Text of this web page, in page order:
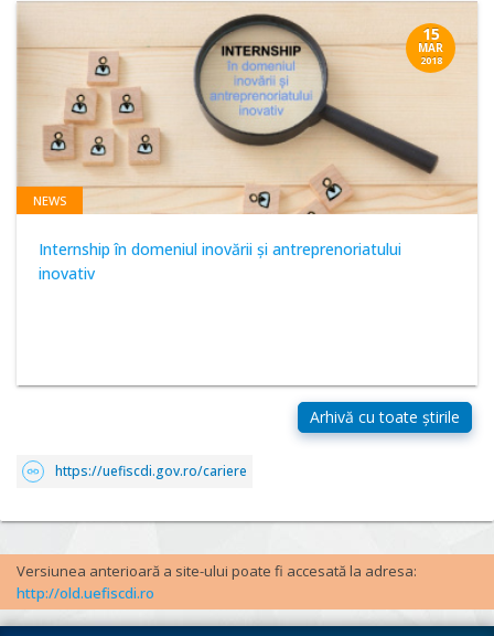
15
MAR
2018
NEWS
Internship în domeniul inovării și antreprenoriatului
inovativ
https://uefiscdi.gov.ro/cariere
Versiunea anterioară a site-ului poate fi accesată la adresa:
http://old.uefiscdi.ro